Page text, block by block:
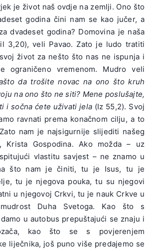
je život naš ovdje na zemlji. Ono što
godina čini nam se kao jučer, a
dvadeset godina? Domovina je naša
3,20), veli Pavao. Zato je ludo tratiti
život za nešto što nas ne ispunja i
ograničeno vremenom. Mudro veli
da trošite novac na ono što kruh
na ono što ne siti? Mene poslušajte,
i sočna ćete uživati jela(Iz 55,2). Svoj
ravnati prema konačnom cilju, a to
nam je najsigurnije slijediti našeg
Krista Gospodina. Ako možda – uz
vlastitu savjest – ne znamo u
što nam je činiti, tu je Isus, tu je
tu je njegova pouka, tu su njegovi
u njegovoj Crkvi, tu je nauk Crkve u
Duha Svetoga. Kao što s
u autobus prepuštajući se znaju i
kao što se s povjerenjem
liječnika, još puno više predajemo se